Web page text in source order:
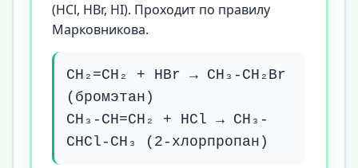
(HCl, HBr, HI). Проходит по правилу
Марковникова.
CH₂=CH₂ + HBr → CH₃-CH₂Br
(бромэтан)
CH₃-CH=CH₂ + HCl → CH₃-
CHCl-CH₃ (2-хлорпропан)